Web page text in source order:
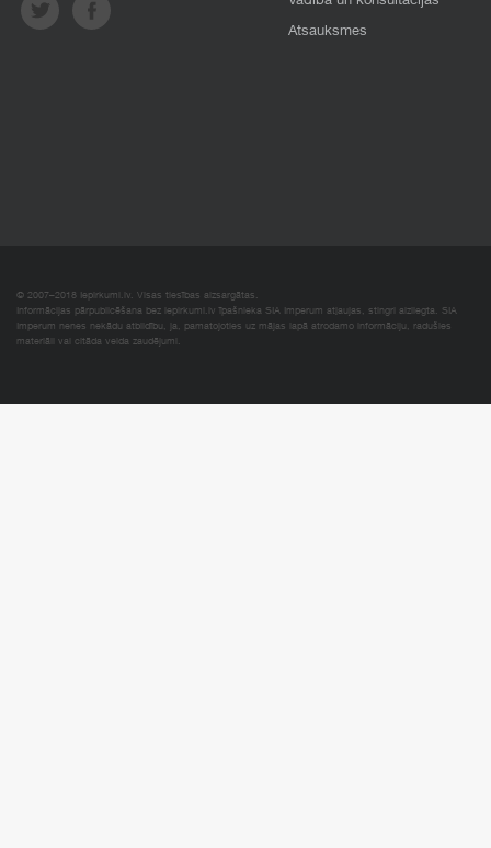
Atsauksmes
© 2007–2018 Iepirkumi.lv. Visas tiesības aizsargātas.
Informācijas pārpublicēšana bez iepirkumi.lv īpašnieka SIA Imperum atļaujas, stingri aizliegta. SIA
Imperum nenes nekādu atbildību, ja, pamatojoties uz mājas lapā atrodamo informāciju, radušies
materiāli vai citāda veida zaudējumi.